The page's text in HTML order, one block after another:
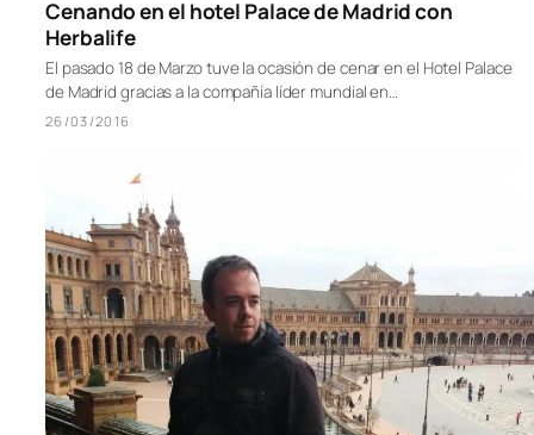
Cenando en el hotel Palace de Madrid con
Herbalife
El pasado 18 de Marzo tuve la ocasión de cenar en el Hotel Palace
de Madrid gracias a la compañía líder mundial en…
26/03/2016